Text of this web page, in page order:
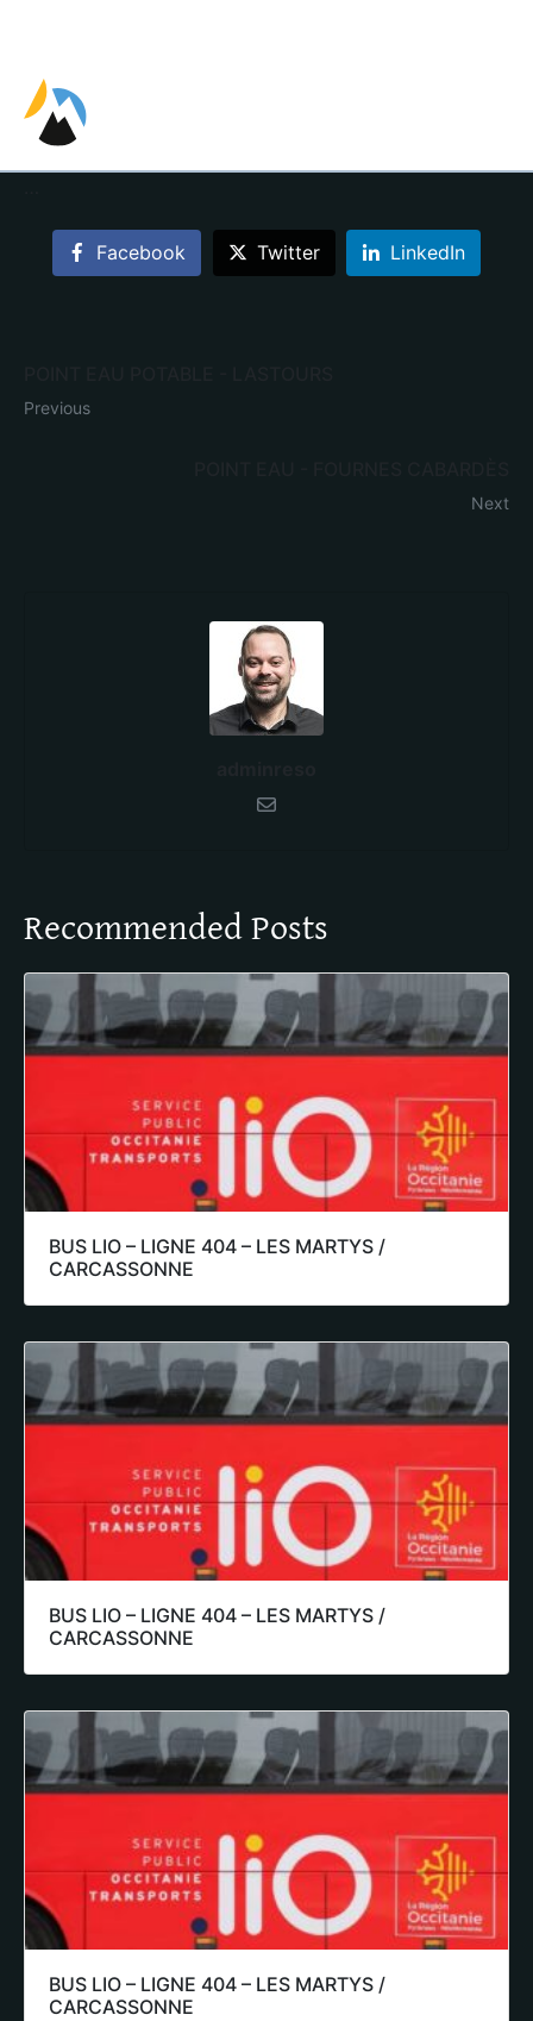
Facebook Twitter LinkedIn
Previous
Next
Recommended Posts
BUS LIO – LIGNE 404 – LES MARTYS /
CARCASSONNE
BUS LIO – LIGNE 404 – LES MARTYS /
CARCASSONNE
BUS LIO – LIGNE 404 – LES MARTYS /
CARCASSONNE